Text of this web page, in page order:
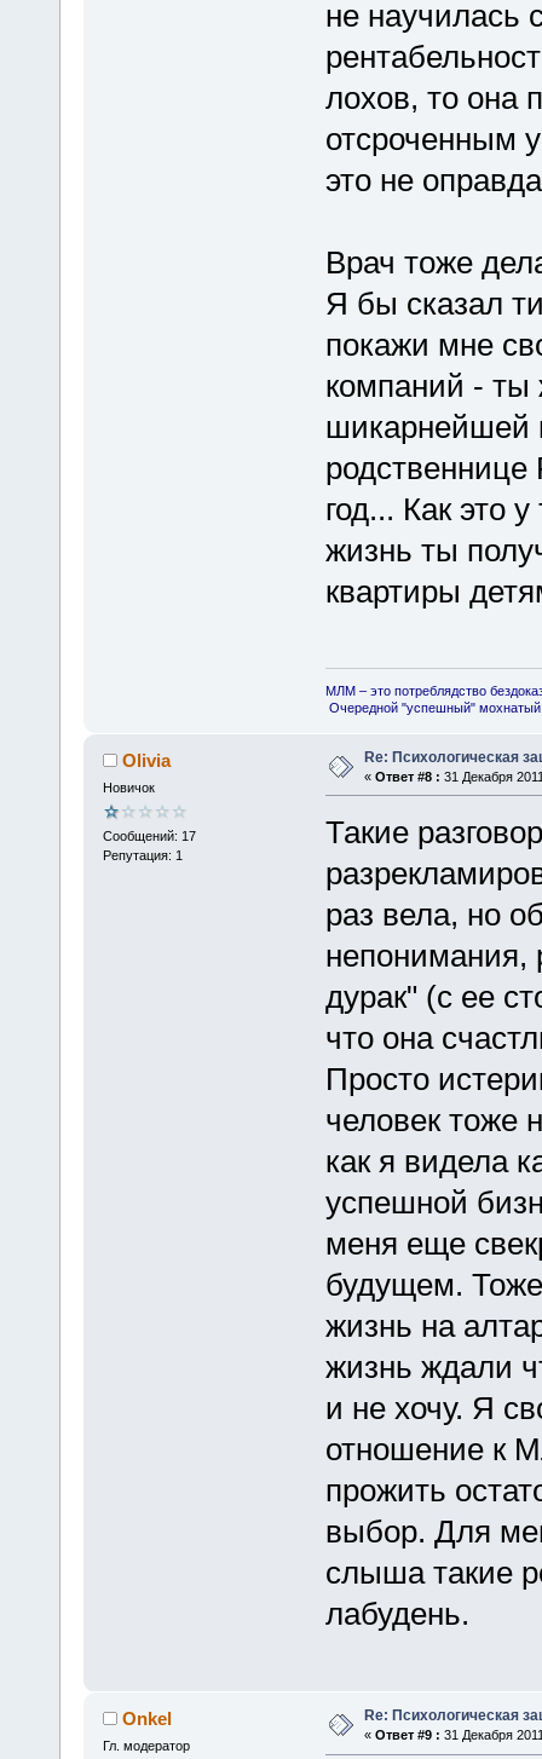
не научилась
лохов, то она
отсроченным
это не
Врач тоже
Я бы сказал
покажи мне
компаний -
шикарнейшей
родственнице
год... Как это
жизнь ты
квартиры
МЛМ – это потреблядство
Очередной "успешный"
Olivia
Новичок
Сообщений: 17
Репутация: 1
Re: Психологическая
« Ответ #8 : 31 Декабря
Такие
раз вела, но
непонимания,
дурак" (с ее
что она
Просто
человек тоже
как я видела
успешной
меня еще
будущем.
жизнь на
жизнь ждали
и не хочу. Я
отношение к
прожить
выбор. Для
слыша такие
лабудень.
Onkel
Гл. модератор
Re: Психологическая
« Ответ #9 : 31 Декабря